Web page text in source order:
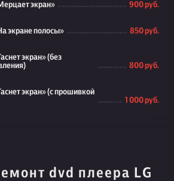
экран» 900 руб.
экране полосы» 850 руб.
экран» (без
800 руб.
экран» (с прошивкой
1 000 руб.
dvd плеера LG